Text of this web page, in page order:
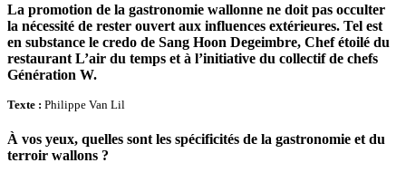
La promotion de la gastronomie wallonne ne doit pas occulter
la nécessité de rester ouvert aux influences extérieures. Tel est
en substance le credo de Sang Hoon Degeimbre, Chef étoilé du
restaurant L’air du temps et à l’initiative du collectif de chefs
Génération W.
Texte : Philippe Van Lil
À vos yeux, quelles sont les spécificités de la gastronomie et du
terroir wallons ?